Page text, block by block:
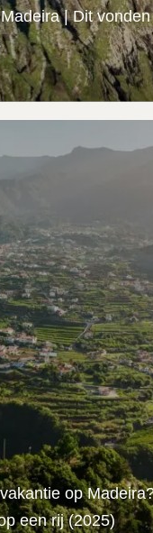
| Dit
op
een rij (2025)